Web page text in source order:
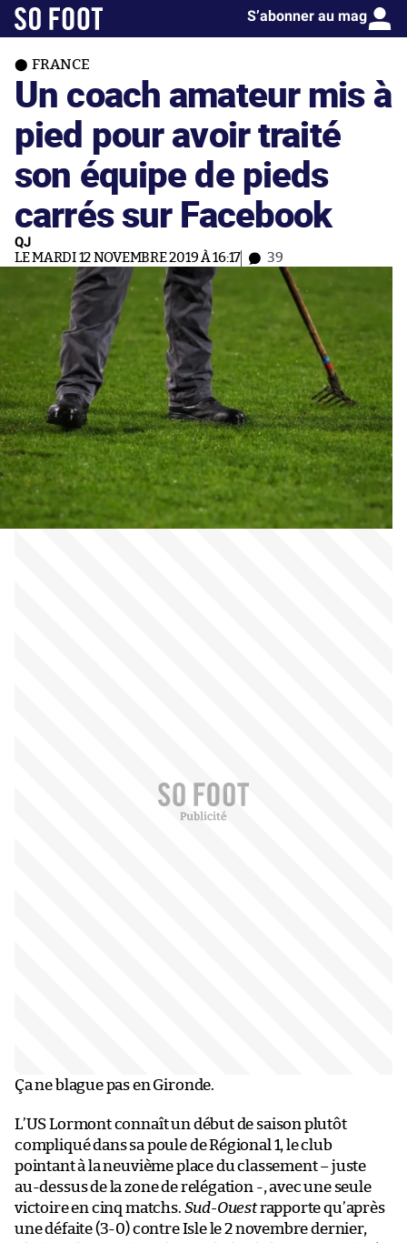
S’abonner au mag
FRANCE
Un coach amateur mis à
pied pour avoir traité
son équipe de pieds
carrés sur Facebook
QJ
LE MARDI 12 NOVEMBRE 2019 À 16:17 39
Ça ne blague pas en Gironde.
L’US Lormont connaît un début de saison plutôt
compliqué dans sa poule de Régional 1, le club
pointant à la neuvième place du classement – juste
au-dessus de la zone de relégation -, avec une seule
victoire en cinq matchs. Sud-Ouestrapporte qu’après
une défaite (3-0) contre Isle le 2 novembre dernier,